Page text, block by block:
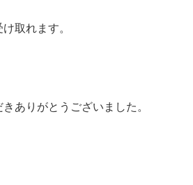
取れます。
ありがとうございました。